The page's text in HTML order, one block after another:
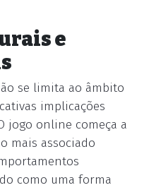
e
se limita ao âmbito
implicações
jogo online começa a
mais associado
como uma forma